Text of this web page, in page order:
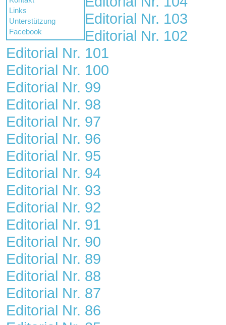
Links
Unterstützung
Facebook
Editorial Nr. 103
Editorial Nr. 102
Editorial Nr. 101
Editorial Nr. 100
Editorial Nr. 99
Editorial Nr. 98
Editorial Nr. 97
Editorial Nr. 96
Editorial Nr. 95
Editorial Nr. 94
Editorial Nr. 93
Editorial Nr. 92
Editorial Nr. 91
Editorial Nr. 90
Editorial Nr. 89
Editorial Nr. 88
Editorial Nr. 87
Editorial Nr. 86